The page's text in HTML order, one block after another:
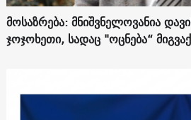
მოსაზრება: მნიშვნელოვანია
ჯოჯოხეთი, სადაც "ოცნება“